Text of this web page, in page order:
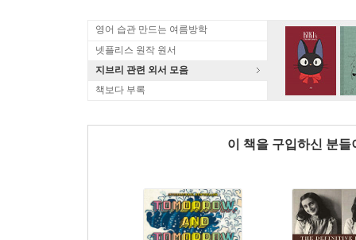
영어 습관 만드는 여름방학
넷플리스 원작 원서
지브리 관련 외서 모음
책보다 부록
이 책을 구입하신 분